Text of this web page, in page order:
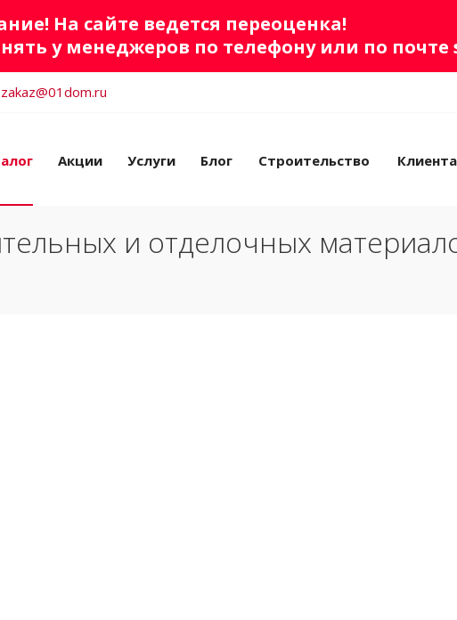
На сайте ведется переоценка!
у менеджеров по телефону или по почте
zakaz@01dom.ru
Акции Услуги Блог Строительство
и отделочных